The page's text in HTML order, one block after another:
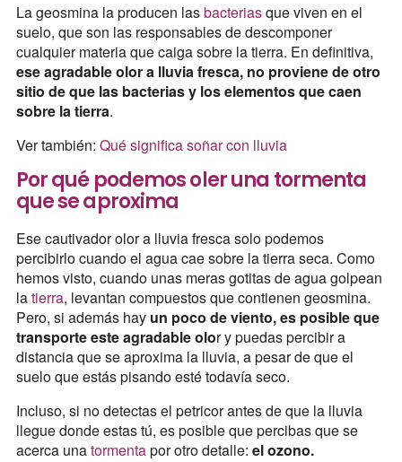
La geosmina la producen lasbacteriasque viven en el
suelo, que son las responsables de descomponer
cualquier materia que caiga sobre la tierra. En definitiva,
ese agradable olor a lluvia fresca, no proviene de otro
sitio de que las bacterias y los elementos que caen
sobre la tierra.
Ver también: Qué significa soñar con lluvia
Por qué podemos oler una tormenta
que se aproxima
Ese cautivador olor a lluvia fresca solo podemos
percibirlo cuando el agua cae sobre la tierra seca. Como
hemos visto, cuando unas meras gotitas de agua golpean
latierra, levantan compuestos que contienen geosmina.
Pero, si además hay un poco de viento, es posible que
transporte este agradable olor y puedas percibir a
distancia que se aproxima la lluvia, a pesar de que el
suelo que estás pisando esté todavía seco.
Incluso, si no detectas el petricor antes de que la lluvia
llegue donde estas tú, es posible que percibas que se
acerca unatormentapor otro detalle: el ozono.